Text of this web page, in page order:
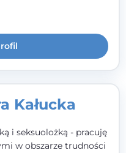
historii
Jestem w trakcie
psychoterapii
PTTPB.
Kałucka
i seksuolożką - pracuję
w obszarze trudności